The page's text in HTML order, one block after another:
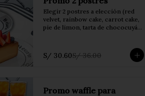
Elegir 2 postres a elección (red
velvet, rainbow cake, carrot cake,
pie de limon, tarta de chococuyá,
S/ 30.60S/ 36.00
Promo waffle para